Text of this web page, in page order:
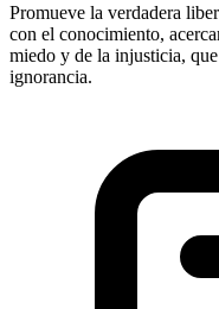
Promueve la verdadera
con el conocimiento,
miedo y de la injusticia,
ignorancia.